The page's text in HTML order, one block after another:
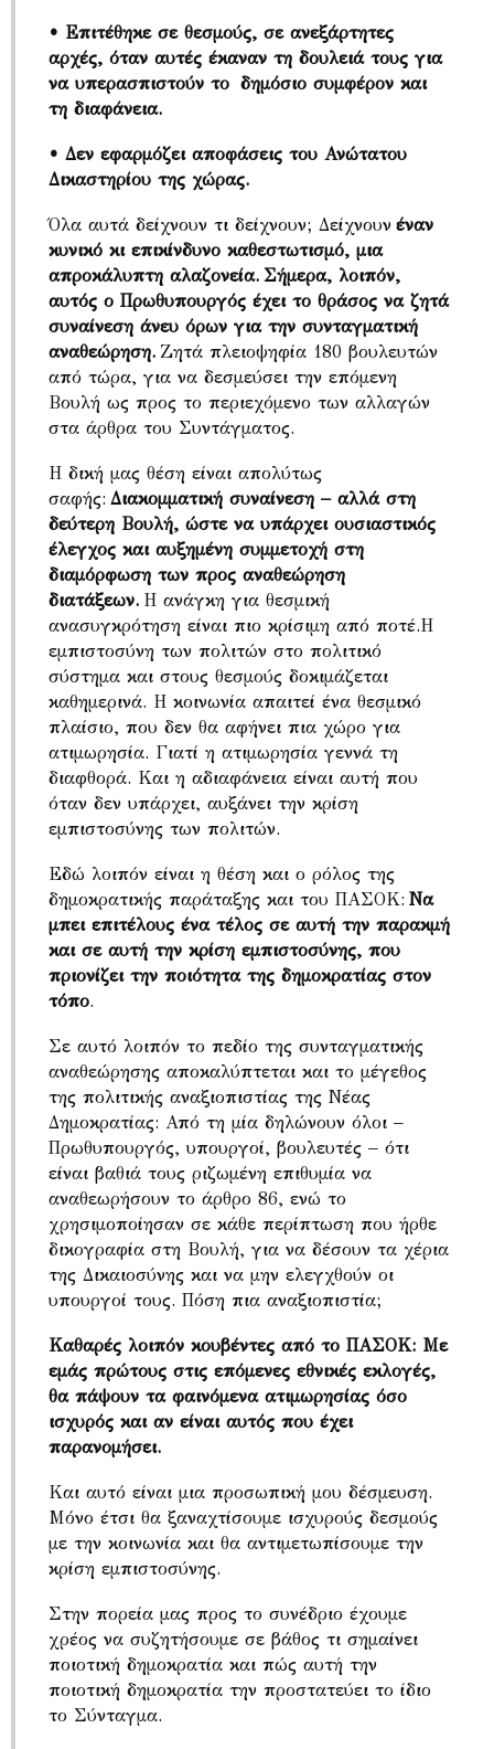
• Επιτέθηκε σε θεσμούς, σε ανεξάρτητες
αρχές, όταν αυτές έκαναν τη δουλειά τους για
να υπερασπιστούν το δημόσιο συμφέρον και
τη διαφάνεια.
• Δεν εφαρμόζει αποφάσεις του Ανώτατου
Δικαστηρίου της χώρας.
Όλα αυτά δείχνουν τι δείχνουν; Δείχνουν έναν
κυνικό κι επικίνδυνο καθεστωτισμό, μια
απροκάλυπτη αλαζονεία. Σήμερα, λοιπόν,
αυτός ο Πρωθυπουργός έχει το θράσος να ζητά
συναίνεση άνευ όρων για την συνταγματική
αναθεώρηση. Ζητά πλειοψηφία 180 βουλευτών
από τώρα, για να δεσμεύσει την επόμενη
Βουλή ως προς το περιεχόμενο των αλλαγών
στα άρθρα του Συντάγματος.
Η δική μας θέση είναι απολύτως
σαφής: Διακομματική συναίνεση – αλλά στη
δεύτερη Βουλή, ώστε να υπάρχει ουσιαστικός
έλεγχος και αυξημένη συμμετοχή στη
διαμόρφωση των προς αναθεώρηση
διατάξεων. Η ανάγκη για θεσμική
ανασυγκρότηση είναι πιο κρίσιμη από ποτέ.Η
εμπιστοσύνη των πολιτών στο πολιτικό
σύστημα και στους θεσμούς δοκιμάζεται
καθημερινά. Η κοινωνία απαιτεί ένα θεσμικό
πλαίσιο, που δεν θα αφήνει πια χώρο για
ατιμωρησία. Γιατί η ατιμωρησία γεννά τη
διαφθορά. Και η αδιαφάνεια είναι αυτή που
όταν δεν υπάρχει, αυξάνει την κρίση
εμπιστοσύνης των πολιτών.
Εδώ λοιπόν είναι η θέση και ο ρόλος της
δημοκρατικής παράταξης και του ΠΑΣΟΚ: Να
μπει επιτέλους ένα τέλος σε αυτή την παρακμή
και σε αυτή την κρίση εμπιστοσύνης, που
πριονίζει την ποιότητα της δημοκρατίας στον
τόπο.
Σε αυτό λοιπόν το πεδίο της συνταγματικής
αναθεώρησης αποκαλύπτεται και το μέγεθος
της πολιτικής αναξιοπιστίας της Νέας
Δημοκρατίας: Από τη μία δηλώνουν όλοι –
Πρωθυπουργός, υπουργοί, βουλευτές – ότι
είναι βαθιά τους ριζωμένη επιθυμία να
αναθεωρήσουν το άρθρο 86, ενώ το
χρησιμοποίησαν σε κάθε περίπτωση που ήρθε
δικογραφία στη Βουλή, για να δέσουν τα χέρια
της Δικαιοσύνης και να μην ελεγχθούν οι
υπουργοί τους. Πόση πια αναξιοπιστία;
Καθαρές λοιπόν κουβέντες από το ΠΑΣΟΚ: Με
εμάς πρώτους στις επόμενες εθνικές εκλογές,
θα πάψουν τα φαινόμενα ατιμωρησίας όσο
ισχυρός και αν είναι αυτός που έχει
παρανομήσει.
Και αυτό είναι μια προσωπική μου δέσμευση.
Μόνο έτσι θα ξαναχτίσουμε ισχυρούς δεσμούς
με την κοινωνία και θα αντιμετωπίσουμε την
κρίση εμπιστοσύνης.
Στην πορεία μας προς το συνέδριο έχουμε
χρέος να συζητήσουμε σε βάθος τι σημαίνει
ποιοτική δημοκρατία και πώς αυτή την
ποιοτική δημοκρατία την προστατεύει το ίδιο
το Σύνταγμα.